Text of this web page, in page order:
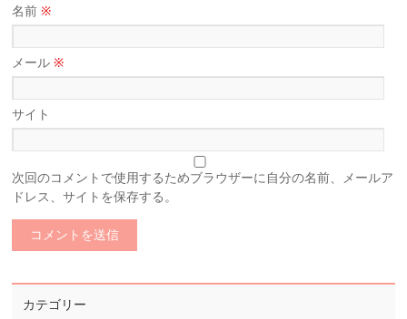
名前 ※
メール ※
サイト
次回のコメントで使用するためブラウザーに自分の名前、メールア
ドレス、サイトを保存する。
カテゴリー